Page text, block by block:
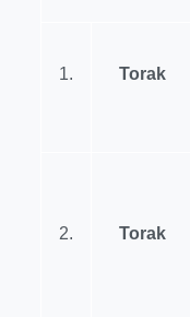
1. Torak
2. Torak